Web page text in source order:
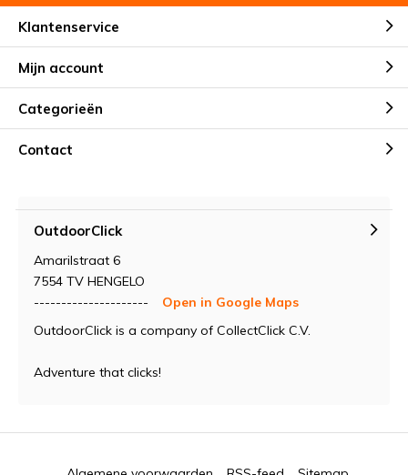
Klantenservice
Mijn account
Categorieën
Contact
OutdoorClick
Amarilstraat 6
7554 TV HENGELO
---------------------
Open in Google Maps
OutdoorClick is a company of CollectClick C.V.
Adventure that clicks!